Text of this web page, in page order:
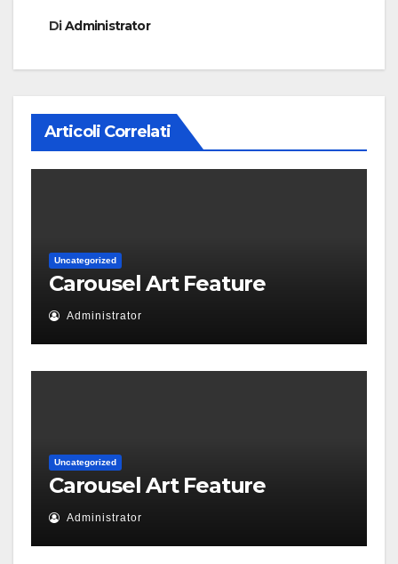
DiAdministrator
Articoli Correlati
Uncategorized
Carousel Art Feature
Administrator
Uncategorized
Carousel Art Feature
Administrator